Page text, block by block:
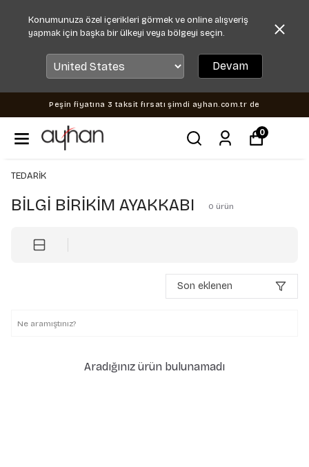
Konumunuza özel içerikleri görmek ve online alışveriş
yapmak için başka bir ülkeyi veya bölgeyi seçin.
Devam
Peşin fiyatına 3 taksit fırsatı şimdi ayhan.com.tr de
0
TEDARİK
BİLGİ BİRİKİM AYAKKABI 0 ürün
Son eklenen
Aradığınız ürün bulunamadı